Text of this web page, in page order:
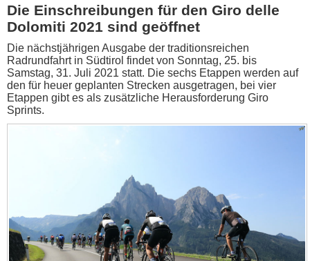
Die Einschreibungen für den Giro delle
Dolomiti 2021 sind geöffnet
Die nächstjährigen Ausgabe der traditionsreichen
Radrundfahrt in Südtirol findet von Sonntag, 25. bis
Samstag, 31. Juli 2021 statt. Die sechs Etappen werden auf
den für heuer geplanten Strecken ausgetragen, bei vier
Etappen gibt es als zusätzliche Herausforderung Giro
Sprints.